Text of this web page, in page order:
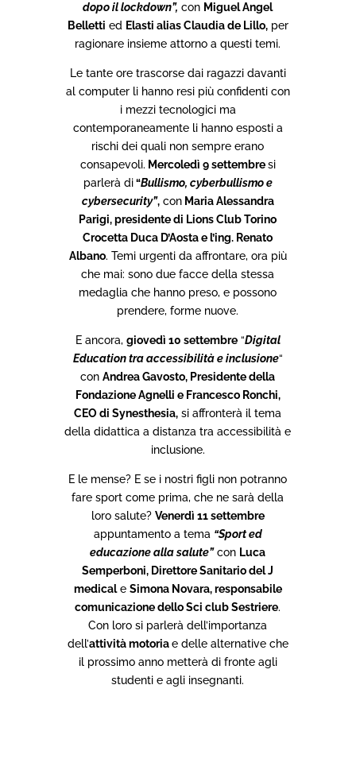
dopo il lockdown”, con Miguel Angel
Belletti ed Elasti alias Claudia de Lillo,per
ragionare insieme attorno a questi temi.
Le tante ore trascorse dai ragazzi davanti
al computer li hanno resi più confidenti con
i mezzi tecnologici ma
contemporaneamente li hanno esposti a
rischi dei quali non sempre erano
consapevoli. Mercoledì 9 settembresi
parlerà di“Bullismo, cyberbullismo e
cybersecurity”,conMaria Alessandra
Parigi, presidente di Lions Club Torino
Crocetta Duca D’Aosta e l’ing. Renato
Albano. Temi urgenti da affrontare, ora più
che mai: sono due facce della stessa
medaglia che hanno preso, e possono
prendere, forme nuove.
E ancora, giovedì 10 settembre“Digital
Education tra accessibilità e inclusione“
conAndrea Gavosto, Presidente della
Fondazione Agnelli e Francesco Ronchi,
CEO di Synesthesia, si affronterà il tema
della didattica a distanza tra accessibilità e
inclusione.
E le mense? E se i nostri figli non potranno
fare sport come prima, che ne sarà della
loro salute? Venerdì 11 settembre
appuntamento a tema “Sport ed
educazione alla salute”con Luca
Semperboni, Direttore Sanitario del J
medicale Simona Novara, responsabile
comunicazione dello Sci club Sestriere.
Con loro si parlerà dell’importanza
dell’attività motoriae delle alternative che
il prossimo anno metterà di fronte agli
studenti e agli insegnanti.